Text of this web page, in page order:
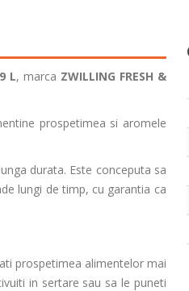
L, marca ZWILLING FRESH &
prospetimea si aromele
durata. Este conceputa sa
lungi de timp, cu garantia ca
prospetimea alimentelor mai
in sertare sau sa le puneti